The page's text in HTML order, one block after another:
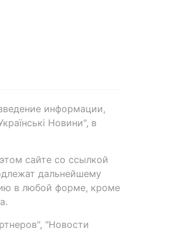
информации,
Новини", в
сайте со ссылкой
дальнейшему
в любой форме, кроме
"Новости